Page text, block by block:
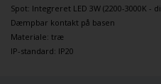
Spot: Integreret LED 3W (2200-3000K -
Dæmpbar kontakt på basen
Materiale: træ
IP-standard: IP20